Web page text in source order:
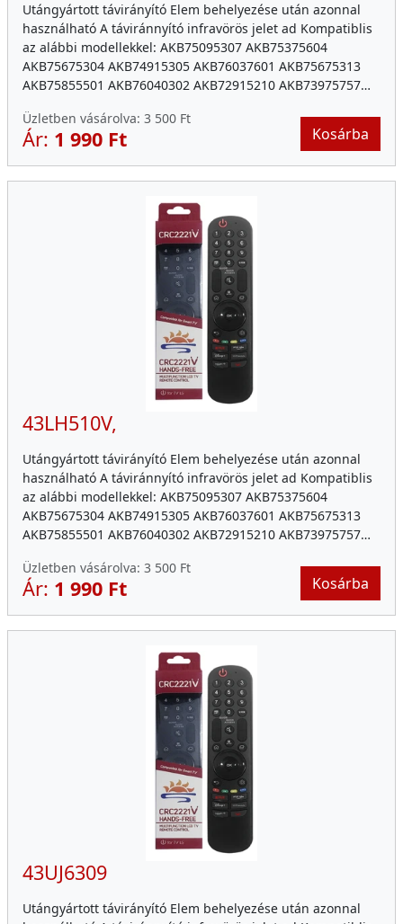
Utángyártott távirányító Elem behelyezése után azonnal
használható A táviránnyító infravörös jelet ad Kompatiblis
az alábbi modellekkel: AKB75095307 AKB75375604
AKB75675304 AKB74915305 AKB76037601 AKB75675313
AKB75855501 AKB76040302 AKB72915210 AKB73975757…
Üzletben vásárolva: 3 500 Ft
Ár: 1 990 Ft Kosárba
43LH510V,
Utángyártott távirányító Elem behelyezése után azonnal
használható A táviránnyító infravörös jelet ad Kompatiblis
az alábbi modellekkel: AKB75095307 AKB75375604
AKB75675304 AKB74915305 AKB76037601 AKB75675313
AKB75855501 AKB76040302 AKB72915210 AKB73975757…
Üzletben vásárolva: 3 500 Ft
Ár: 1 990 Ft Kosárba
43UJ6309
Utángyártott távirányító Elem behelyezése után azonnal